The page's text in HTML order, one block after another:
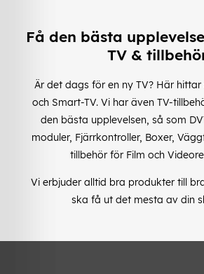
Få den bästa
TV &
Är det dags för en ny TV? Här hittar
och Smart-TV. Vi har även TV-
den bästa upplevelsen, så som
moduler, Fjärrkontroller, Boxer,
tillbehör för Film och
Vi erbjuder alltid bra produkter till
ska få ut det mesta av din